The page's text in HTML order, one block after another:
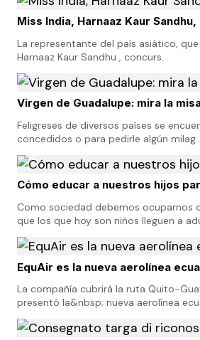
Miss India, Harnaaz Kaur
La representante del país asiático,
Harnaaz Kaur Sandhu , concurs…
Virgen de Guadalupe: mira la
Feligreses de diversos países se
concedidos o para pedirle algún
Cómo educar a nuestros hijos
Como sociedad debemos ocuparnos
que los que hoy son niños lleguen a
EquAir es la nueva aerolínea
La compañía cubrirá la ruta Quito-
presentó la&nbsp; nueva aerolínea